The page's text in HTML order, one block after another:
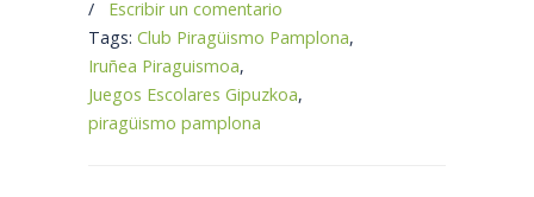
/ Escribir un comentario
Tags: Club Piragüismo Pamplona,
Iruñea Piraguismoa,
Juegos Escolares Gipuzkoa,
piragüismo pamplona